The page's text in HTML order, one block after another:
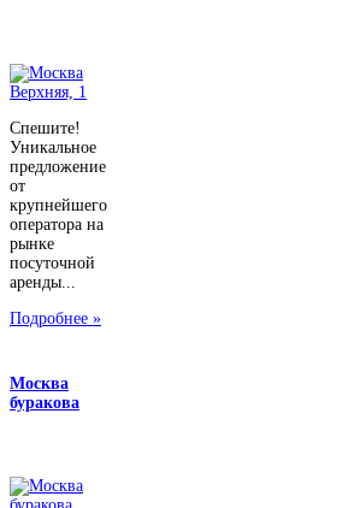
Спешите!
Уникальное
предложение
от
крупнейшего
оператора на
рынке
посуточной
аренды...
Подробнее »
Москва
буракова